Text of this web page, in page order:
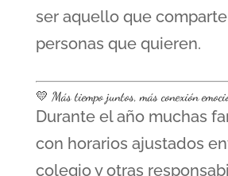
ser aquello que
personas que quieren.
💛 Más tiempo juntos, más conexión
Durante el año muchas
con horarios ajustados
colegio y otras